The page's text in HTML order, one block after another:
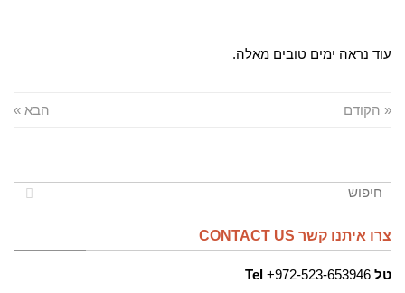
עוד נראה ימים טובים מאלה.
« הקודם הבא »
צרו איתנו קשר CONTACT US
טל
Tel